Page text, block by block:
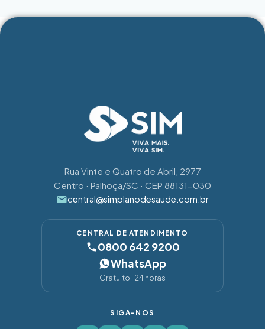
Rua Vinte e Quatro de Abril, 2977
Centro · Palhoça/SC · CEP 88131-030
central@simplanodesaude.com.br
CENTRAL DE ATENDIMENTO
0800 642 9200
WhatsApp
Gratuito · 24 horas
SIGA-NOS